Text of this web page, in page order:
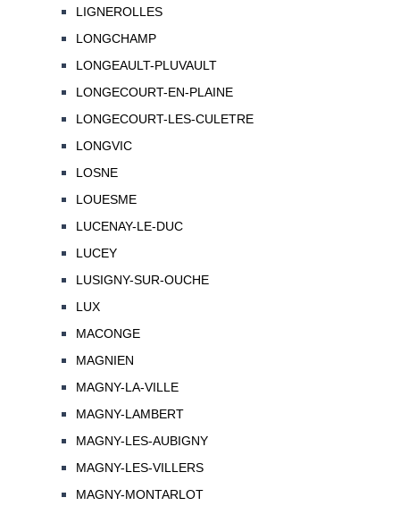
LIGNEROLLES
LONGCHAMP
LONGEAULT-PLUVAULT
LONGECOURT-EN-PLAINE
LONGECOURT-LES-CULETRE
LONGVIC
LOSNE
LOUESME
LUCENAY-LE-DUC
LUCEY
LUSIGNY-SUR-OUCHE
LUX
MACONGE
MAGNIEN
MAGNY-LA-VILLE
MAGNY-LAMBERT
MAGNY-LES-AUBIGNY
MAGNY-LES-VILLERS
MAGNY-MONTARLOT